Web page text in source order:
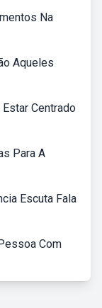
Na
Aqueles
Centrado
Para A
Escuta Fala
Com